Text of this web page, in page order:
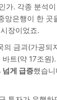
가. 각종 분석
앙은행이 한 곳
장이었죠.
의 금괴(가공되
트(약 17조원).
넘게 급증했습